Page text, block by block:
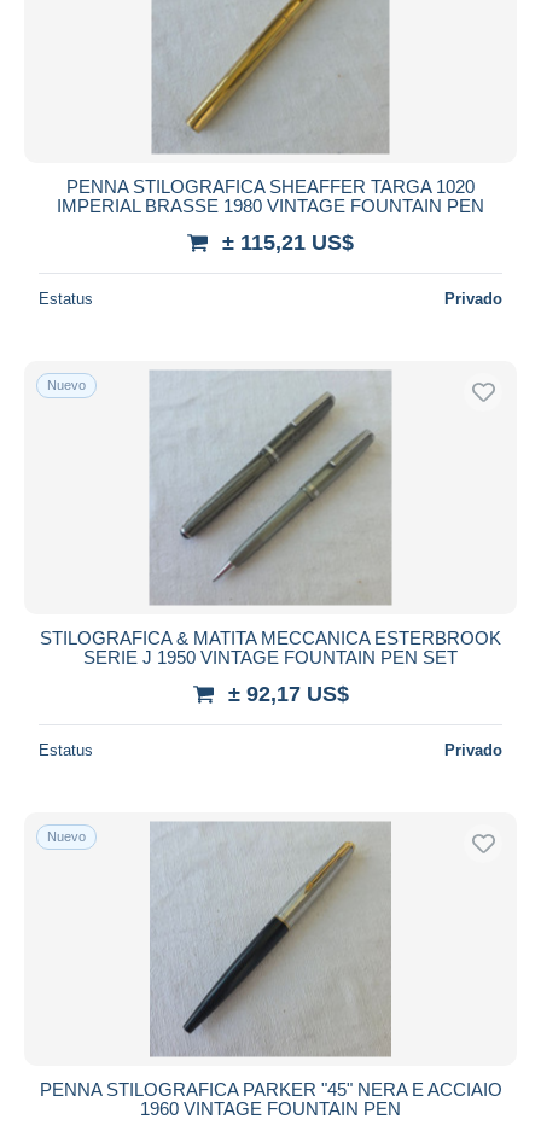
PENNA STILOGRAFICA SHEAFFER TARGA 1020
IMPERIAL BRASSE 1980 VINTAGE FOUNTAIN PEN
± 115,21 US$
Estatus Privado
Nuevo
STILOGRAFICA & MATITA MECCANICA ESTERBROOK
SERIE J 1950 VINTAGE FOUNTAIN PEN SET
± 92,17 US$
Estatus Privado
Nuevo
PENNA STILOGRAFICA PARKER "45" NERA E ACCIAIO
1960 VINTAGE FOUNTAIN PEN